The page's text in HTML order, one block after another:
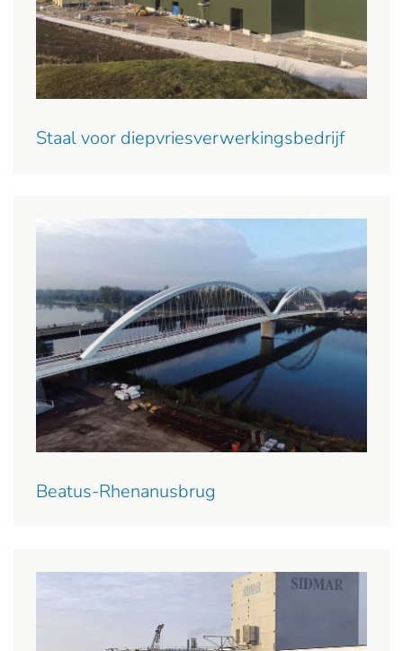
Staal voor diepvriesverwerkingsbedrijf
Beatus-Rhenanusbrug